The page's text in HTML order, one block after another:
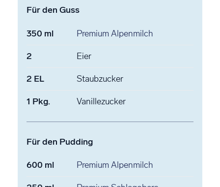
Für den Guss
350 ml Premium Alpenmilch
2 Eier
2 EL Staubzucker
1 Pkg. Vanillezucker
Für den Pudding
600 ml Premium Alpenmilch